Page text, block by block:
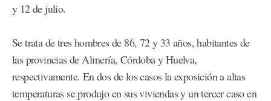
y 12 de julio.
Se trata de tres hombres de 86, 72 y 33 años, habitantes de
las provincias de Almería, Córdoba y Huelva,
respectivamente. En dos de los casos la exposición a altas
temperaturas se produjo en sus viviendas y un tercer caso en